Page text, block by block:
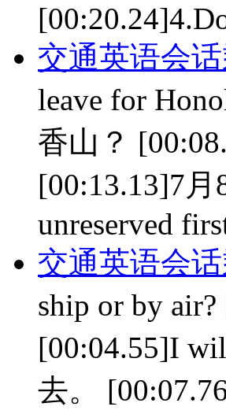
交通英语会
leave for
香山？
[00:13.13]7月
unreserved
交通英语会
ship or by
[00:04.55]I
去。